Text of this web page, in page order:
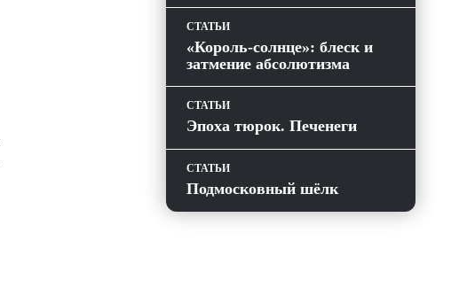
СТАТЬИ
«Король-солнце»: блеск и
затмение абсолютизма
СТАТЬИ
Эпоха тюрок. Печенеги
СТАТЬИ
Подмосковный шёлк